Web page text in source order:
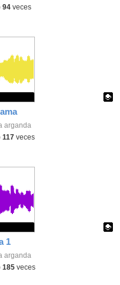
94 veces
arganda
117 veces
1
arganda
185 veces